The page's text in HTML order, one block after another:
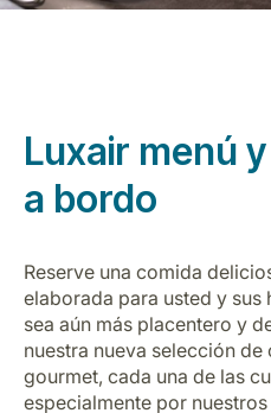
Grupo Luxair
Luxair menú
a bordo
Reserve una comida
elaborada para usted y sus
sea aún más placentero y
nuestra nueva selección
gourmet, cada una de las
especialmente por